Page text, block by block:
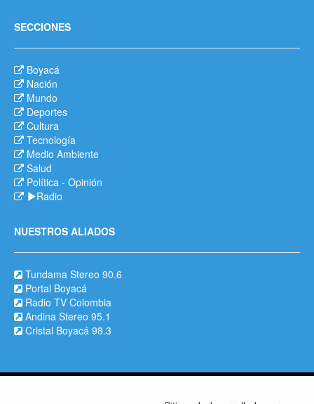
SECCIONES
Boyacá
Nación
Mundo
Deportes
Cultura
Tecnología
Medio Ambiente
Salud
Política - Opinión
Radio
NUESTROS ALIADOS
Tundama Stereo 90.6
Portal Boyacá
Radio TV Colombia
Andina Stereo 95.1
Cristal Boyacá 98.3